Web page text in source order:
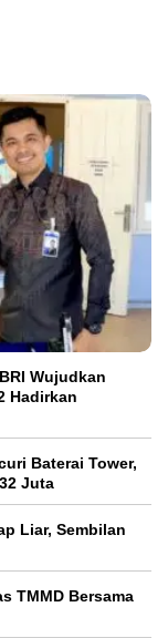
Wujudkan
Hadirkan
Baterai Tower,
Juta
Liar, Sembilan
TMMD Bersama